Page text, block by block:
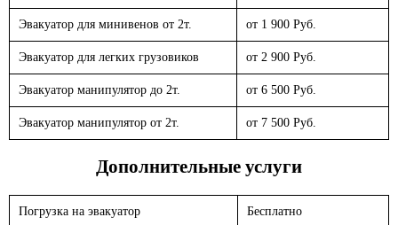
Эвакуатор для минивенов от 2т. от 1 900 Руб.
Эвакуатор для легких грузовиков от 2 900 Руб.
Эвакуатор манипулятор до 2т. от 6 500 Руб.
Эвакуатор манипулятор от 2т. от 7 500 Руб.
Дополнительные услуги
Погрузка на эвакуатор Бесплатно